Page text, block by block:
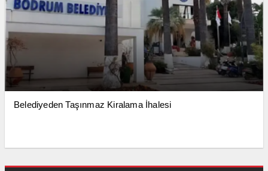
Belediyeden Taşınmaz Kiralama İhalesi